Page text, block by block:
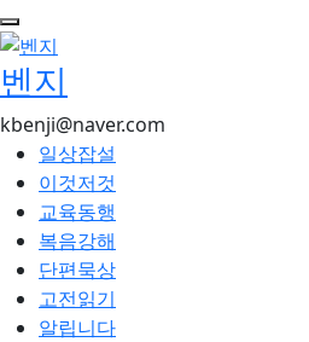
콘
텐
츠
로
건
너
뛰
기
벤지
kbenji@naver.com
일상잡설
이것저것
교육동행
복음강해
단편묵상
고전읽기
알립니다